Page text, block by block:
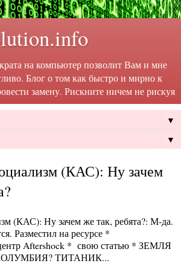
на компьютер позволит Вам и мне
Блог о том как быстро и мирно к
замену. Рискните ничем не рискуя
▼
▼
(КАС): Ну зачем
(КАС): Ну зачем же так, ребята?: М-да.
Разместил на ресурсе *
Aftershock * свою статью * ЗЕМЛЯ
ТИТАНИК...